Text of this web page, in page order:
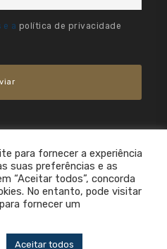
e a política de privacidade
para fornecer a experiência
suas preferências e as
“Aceitar todos”, concorda
No entanto, pode visitar
fornecer um
Aceitar todos